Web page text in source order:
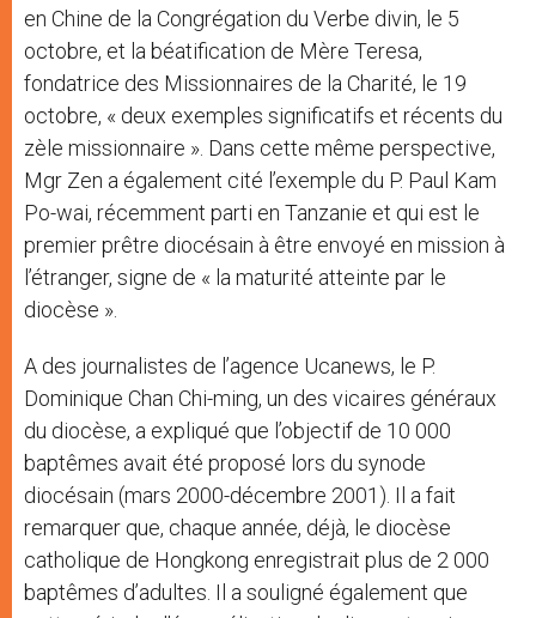
en Chine de la Congrégation du Verbe divin, le 5
octobre, et la béatification de Mère Teresa,
fondatrice des Missionnaires de la Charité, le 19
octobre, « deux exemples significatifs et récents du
zèle missionnaire ». Dans cette même perspective,
Mgr Zen a également cité l’exemple du P. Paul Kam
Po-wai, récemment parti en Tanzanie et qui est le
premier prêtre diocésain à être envoyé en mission à
l’étranger, signe de « la maturité atteinte par le
diocèse ».
A des journalistes de l’agence Ucanews, le P.
Dominique Chan Chi-ming, un des vicaires généraux
du diocèse, a expliqué que l’objectif de 10 000
baptêmes avait été proposé lors du synode
diocésain (mars 2000-décembre 2001). Il a fait
remarquer que, chaque année, déjà, le diocèse
catholique de Hongkong enregistrait plus de 2 000
baptêmes d’adultes. Il a souligné également que